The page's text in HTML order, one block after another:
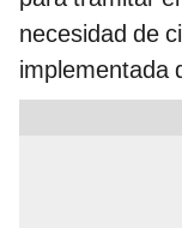
necesidad de
implementada